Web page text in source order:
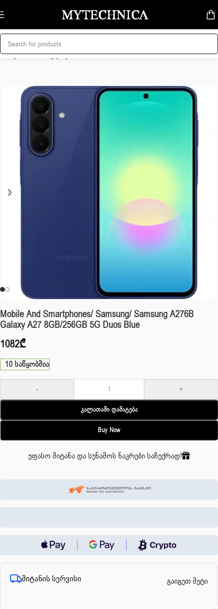
Skip to navigation
Skip to main content
მთავარი/მობილურები
Mobile And Smartphones/ Samsung/ Samsung A276B
Galaxy A27 8GB/256GB 5G Duos Blue
1082₾
10 საწყობშია
- +
Კალათაში Დამატება
Buy Now
უფასო მიტანა და სუნამოს ნაკრები საჩუქრად!
მიტანის სერვისი გაიგეთ მეტი